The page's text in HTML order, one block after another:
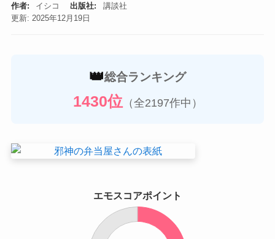
作者: イシコ 出版社:
講談社
更新: 2025年12月19日
👑総合ランキング
1430位（全2197作中）
エモスコアポイント